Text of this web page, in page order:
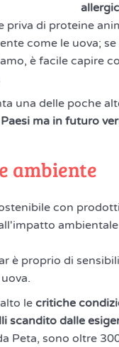
priva di proteine
come le uova;
è facile capire
una delle poche
ma in futuro
ambiente
con
è proprio di
lecritiche
scandito dalle
Peta, sono oltre